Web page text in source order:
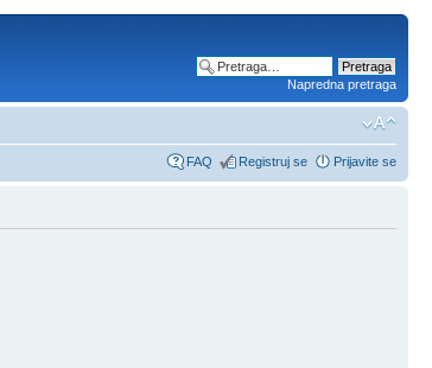
Napredna pretraga
FAQ Registruj se Prijavite se